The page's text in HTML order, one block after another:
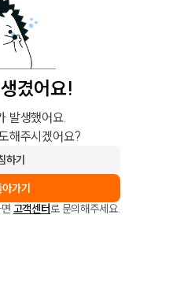
겼어요!
발생했어요.
해주시겠어요?
하기
가기
고객센터로 문의해주세요.